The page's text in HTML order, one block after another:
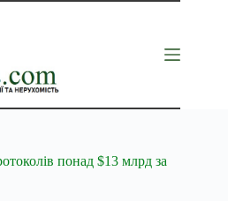
понад $13 млрд за